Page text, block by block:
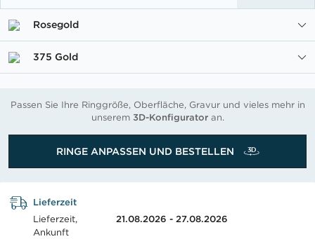
Rosegold
375 Gold
Passen Sie Ihre Ringgröße, Oberfläche, Gravur und vieles mehr in
unserem 3D-Konfiguratoran.
RINGE ANPASSEN UND BESTELLEN
Lieferzeit
Lieferzeit,
Ankunft
21.08.2026 - 27.08.2026